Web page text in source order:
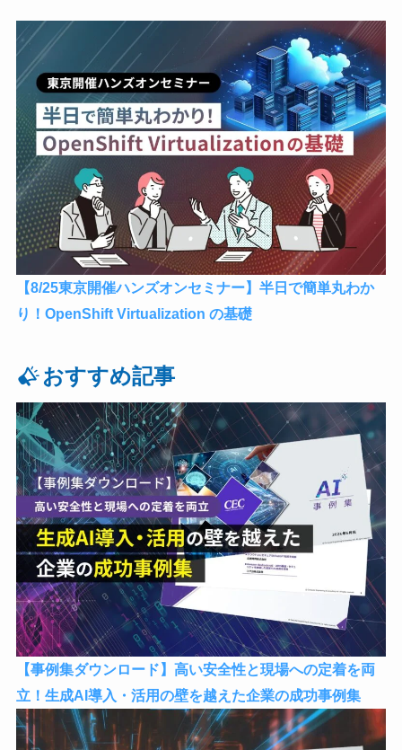
【8/25東京開催ハンズオンセミナー】半日で簡単丸わか
り！OpenShift Virtualization の基礎
おすすめ記事
【事例集ダウンロード】高い安全性と現場への定着を両
立！生成AI導入・活用の壁を越えた企業の成功事例集